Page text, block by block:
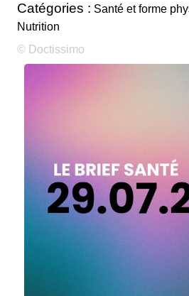
Catégories : Santé et forme
Nutrition
© Doctissimo